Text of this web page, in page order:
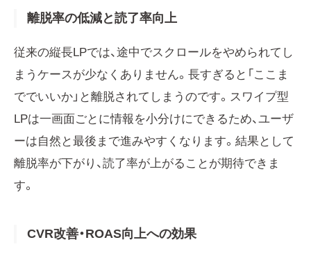
離脱率の低減と読了率向上
従来の縦長LPでは、途中でスクロールをやめられてし
まうケースが少なくありません。長すぎると「ここま
ででいいか」と離脱されてしまうのです。スワイプ型
LPは一画面ごとに情報を小分けにできるため、ユーザ
ーは自然と最後まで進みやすくなります。結果として
離脱率が下がり、読了率が上がることが期待できま
す。
CVR改善・ROAS向上への効果